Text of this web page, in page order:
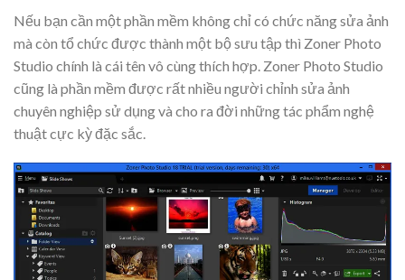
Nếu bạn cần một phần mềm không chỉ có chức năng sửa ảnh
mà còn tổ chức được thành một bộ sưu tập thì Zoner Photo
Studio chính là cái tên vô cùng thích hợp. Zoner Photo Studio
cũng là phần mềm được rất nhiều người chỉnh sửa ảnh
chuyên nghiệp sử dụng và cho ra đời những tác phẩm nghệ
thuật cực kỳ đặc sắc.